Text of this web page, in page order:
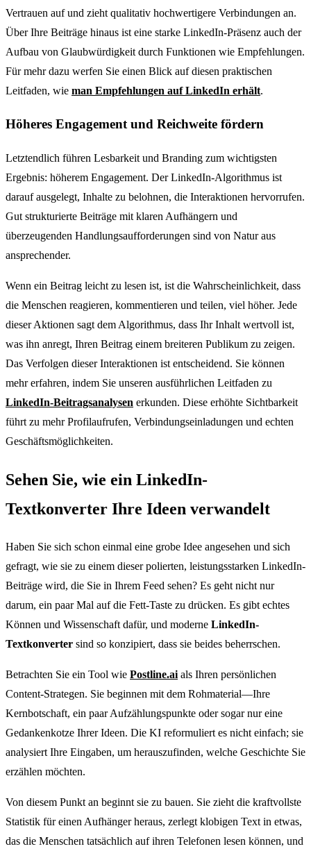
Vertrauen auf und zieht qualitativ hochwertigere Verbindungen an.
Über Ihre Beiträge hinaus ist eine starke LinkedIn-Präsenz auch der
Aufbau von Glaubwürdigkeit durch Funktionen wie Empfehlungen.
Für mehr dazu werfen Sie einen Blick auf diesen praktischen
Leitfaden, wie man Empfehlungen auf LinkedIn erhält.
Höheres Engagement und Reichweite fördern
Letztendlich führen Lesbarkeit und Branding zum wichtigsten
Ergebnis: höherem Engagement. Der LinkedIn-Algorithmus ist
darauf ausgelegt, Inhalte zu belohnen, die Interaktionen hervorrufen.
Gut strukturierte Beiträge mit klaren Aufhängern und
überzeugenden Handlungsaufforderungen sind von Natur aus
ansprechender.
Wenn ein Beitrag leicht zu lesen ist, ist die Wahrscheinlichkeit, dass
die Menschen reagieren, kommentieren und teilen, viel höher. Jede
dieser Aktionen sagt dem Algorithmus, dass Ihr Inhalt wertvoll ist,
was ihn anregt, Ihren Beitrag einem breiteren Publikum zu zeigen.
Das Verfolgen dieser Interaktionen ist entscheidend. Sie können
mehr erfahren, indem Sie unseren ausführlichen Leitfaden zu
LinkedIn-Beitragsanalysen erkunden. Diese erhöhte Sichtbarkeit
führt zu mehr Profilaufrufen, Verbindungseinladungen und echten
Geschäftsmöglichkeiten.
Sehen Sie, wie ein LinkedIn-
Textkonverter Ihre Ideen verwandelt
Haben Sie sich schon einmal eine grobe Idee angesehen und sich
gefragt, wie sie zu einem dieser polierten, leistungsstarken LinkedIn-
Beiträge wird, die Sie in Ihrem Feed sehen? Es geht nicht nur
darum, ein paar Mal auf die Fett-Taste zu drücken. Es gibt echtes
Können und Wissenschaft dafür, und moderne LinkedIn-
Textkonverter sind so konzipiert, dass sie beides beherrschen.
Betrachten Sie ein Tool wie Postline.ai als Ihren persönlichen
Content-Strategen. Sie beginnen mit dem Rohmaterial—Ihre
Kernbotschaft, ein paar Aufzählungspunkte oder sogar nur eine
Gedankenkotze Ihrer Ideen. Die KI reformuliert es nicht einfach; sie
analysiert Ihre Eingaben, um herauszufinden, welche Geschichte Sie
erzählen möchten.
Von diesem Punkt an beginnt sie zu bauen. Sie zieht die kraftvollste
Statistik für einen Aufhänger heraus, zerlegt klobigen Text in etwas,
das die Menschen tatsächlich auf ihren Telefonen lesen können, und